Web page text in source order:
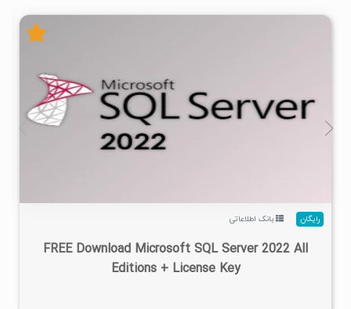
۱۰۰K ۱۴۰۱/۱۲/۰۱ ۳
رایگان بانک اطلاعاتی
FREE Download Microsoft SQL Server 2022 All
Editions + License Key